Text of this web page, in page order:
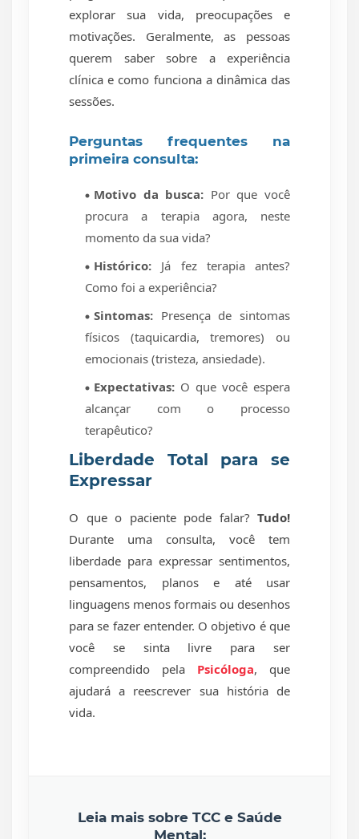
explorar sua vida, preocupações e
motivações. Geralmente, as pessoas
querem saber sobre a experiência
clínica e como funciona a dinâmica das
sessões.
Perguntas frequentes na
primeira consulta:
Motivo da busca: Por que você
procura a terapia agora, neste
momento da sua vida?
Histórico: Já fez terapia antes?
Como foi a experiência?
Sintomas: Presença de sintomas
físicos (taquicardia, tremores) ou
emocionais (tristeza, ansiedade).
Expectativas: O que você espera
alcançar com o processo
terapêutico?
Liberdade Total para se
Expressar
O que o paciente pode falar? Tudo!
Durante uma consulta, você tem
liberdade para expressar sentimentos,
pensamentos, planos e até usar
linguagens menos formais ou desenhos
para se fazer entender. O objetivo é que
você se sinta livre para ser
compreendido pela Psicóloga, que
ajudará a reescrever sua história de
vida.
Leia mais sobre TCC e Saúde
Mental: